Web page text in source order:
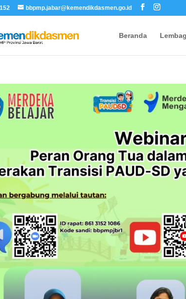
bbpmp.jabar@kemendikdasmen.go.id
Beranda